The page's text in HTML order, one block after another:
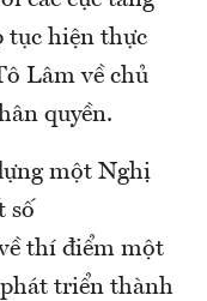
tục hiện thực
Lâm về chủ
quyền.
một Nghị
số
thí điểm một
phát triển thành